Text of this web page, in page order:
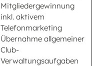
Mitgliedergewinnung
inkl. aktivem
Telefonmarketing
Übernahme allgemeiner
Club-
Verwaltungsaufgaben